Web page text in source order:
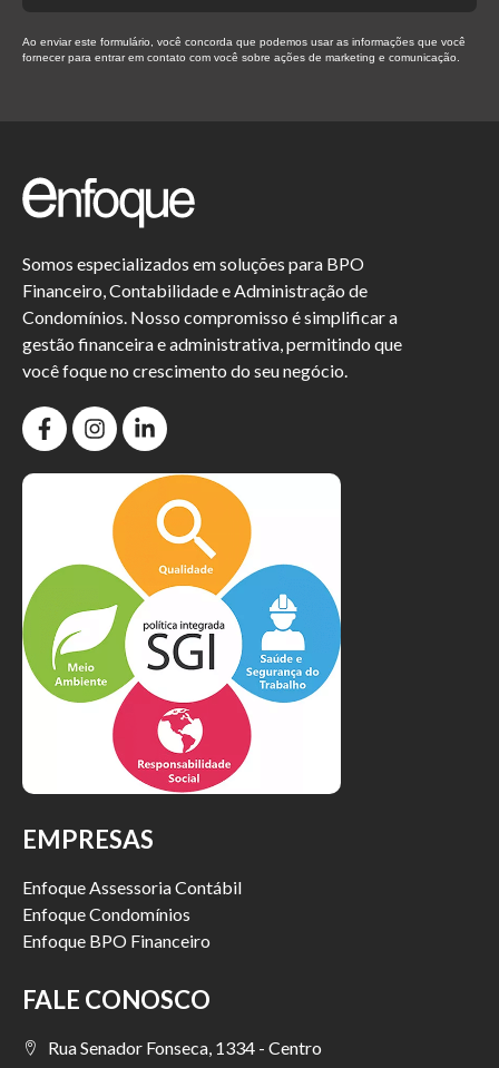
Ao enviar este formulário, você concorda que podemos usar as informações que você
fornecer para entrar em contato com você sobre ações de marketing e comunicação.
Somos especializados em soluções para BPO
Financeiro, Contabilidade e Administração de
Condomínios. Nosso compromisso é simplificar a
gestão financeira e administrativa, permitindo que
você foque no crescimento do seu negócio.
EMPRESAS
Enfoque Assessoria Contábil
Enfoque Condomínios
Enfoque BPO Financeiro
FALE CONOSCO
Rua Senador Fonseca, 1334 - Centro